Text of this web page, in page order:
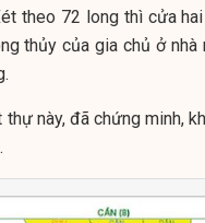
theo 72 long thì cửa
thủy của gia chủ ở
này, đã chứng minh,